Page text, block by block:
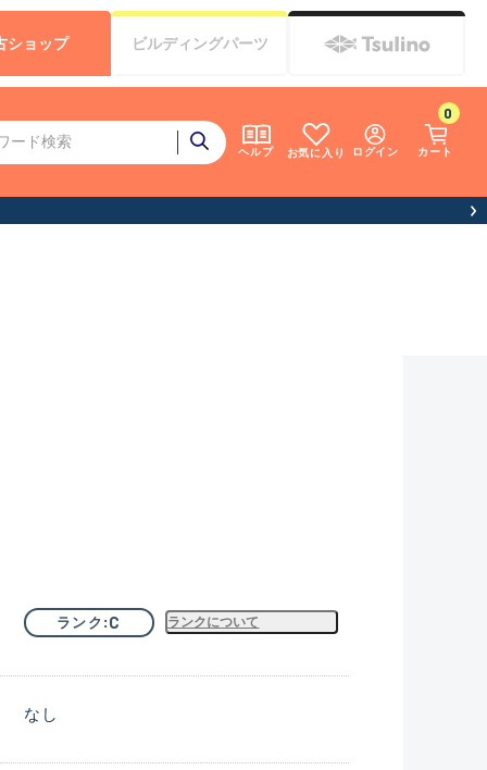
ヘルプ お気に入り ログイン カート
0
ショップ ビルディングパーツ
ランク C ランクについて
なし